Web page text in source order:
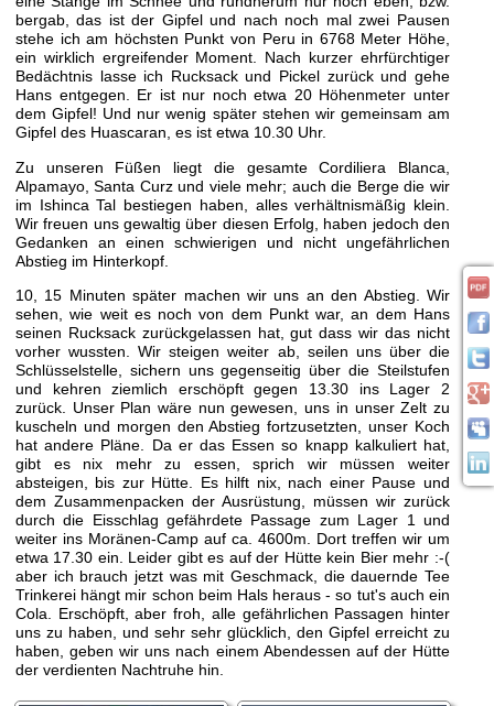
bergab, das ist der Gipfel und nach noch mal zwei Pausen
stehe ich am höchsten Punkt von Peru in 6768 Meter Höhe,
ein wirklich ergreifender Moment. Nach kurzer ehrfürchtiger
Bedächtnis lasse ich Rucksack und Pickel zurück und gehe
Hans entgegen. Er ist nur noch etwa 20 Höhenmeter unter
dem Gipfel! Und nur wenig später stehen wir gemeinsam am
Gipfel des Huascaran, es ist etwa 10.30 Uhr.
Zu unseren Füßen liegt die gesamte Cordiliera Blanca,
Alpamayo, Santa Curz und viele mehr; auch die Berge die wir
im Ishinca Tal bestiegen haben, alles verhältnismäßig klein.
Wir freuen uns gewaltig über diesen Erfolg, haben jedoch den
Gedanken an einen schwierigen und nicht ungefährlichen
Abstieg im Hinterkopf.
10, 15 Minuten später machen wir uns an den Abstieg. Wir
sehen, wie weit es noch von dem Punkt war, an dem Hans
seinen Rucksack zurückgelassen hat, gut dass wir das nicht
vorher wussten. Wir steigen weiter ab, seilen uns über die
Schlüsselstelle, sichern uns gegenseitig über die Steilstufen
und kehren ziemlich erschöpft gegen 13.30 ins Lager 2
zurück. Unser Plan wäre nun gewesen, uns in unser Zelt zu
kuscheln und morgen den Abstieg fortzusetzten, unser Koch
hat andere Pläne. Da er das Essen so knapp kalkuliert hat,
gibt es nix mehr zu essen, sprich wir müssen weiter
absteigen, bis zur Hütte. Es hilft nix, nach einer Pause und
dem Zusammenpacken der Ausrüstung, müssen wir zurück
durch die Eisschlag gefährdete Passage zum Lager 1 und
weiter ins Moränen-Camp auf ca. 4600m. Dort treffen wir um
etwa 17.30 ein. Leider gibt es auf der Hütte kein Bier mehr :-(
aber ich brauch jetzt was mit Geschmack, die dauernde Tee
Trinkerei hängt mir schon beim Hals heraus - so tut's auch ein
Cola. Erschöpft, aber froh, alle gefährlichen Passagen hinter
uns zu haben, und sehr sehr glücklich, den Gipfel erreicht zu
haben, geben wir uns nach einem Abendessen auf der Hütte
der verdienten Nachtruhe hin.